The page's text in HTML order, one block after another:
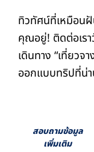
ทิวทัศน์ที่เหมือนฝั
คุณอยู่! ติดต่อเรา
เดินทาง “เที่ยวจ
ออกแบบทริปที่น่า
สอบถามข้อมูล
เพิ่มเติม